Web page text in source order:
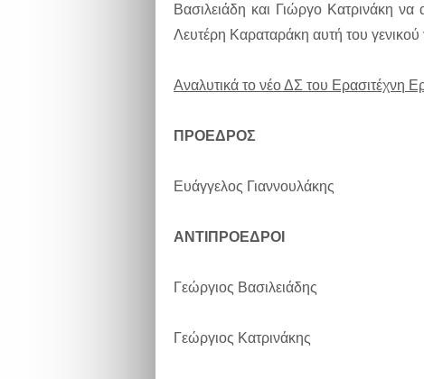
Βασιλειάδη και Γιώργο Κατρινάκη
Λευτέρη Καραταράκη αυτή του
Αναλυτικά το νέο ΔΣ του Ερασιτέχνη
ΠΡΟΕΔΡΟΣ
Ευάγγελος Γιαννουλάκης
ΑΝΤΙΠΡΟΕΔΡΟΙ
Γεώργιος Βασιλειάδης
Γεώργιος Κατρινάκης